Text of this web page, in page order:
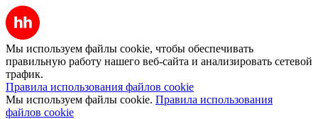
Мы используем файлы cookie, чтобы обеспечивать
правильную работу нашего веб-сайта и анализировать сетевой
трафик.
Правила использования файлов cookie
Мы используем файлы cookie. Правила использования
файлов cookie